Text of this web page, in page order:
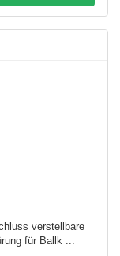
verstellbare
für Ballk ...